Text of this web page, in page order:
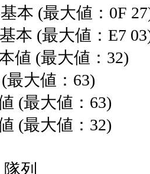
本 (最大値：0F
本 (最大値：E7
値 (最大値：32)
(最大値：63)
(最大値：63)
(最大値：32)
隊列